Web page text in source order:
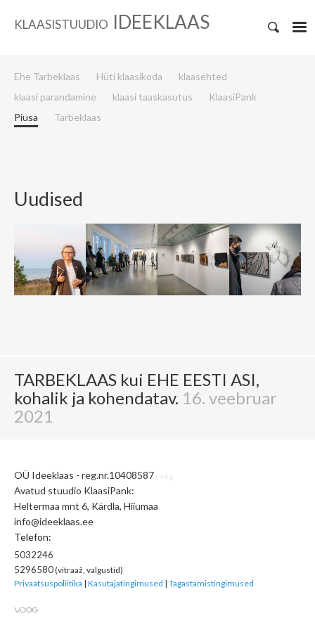
KLAASISTUUDIO IDEEKLAAS
Ehe Tarbeklaas Hüti klaasikoda
klaasehted
klaasi parandamine
klaasi taaskasutus
KlaasiPank
Piusa
Tarbeklaas
Uudised
TARBEKLAAS kui EHE EESTI ASI,
kohalik ja kohendatav. 16. veebruar
2021
OÜ Ideeklaas - reg.nr.10408587 r reg.
Avatud stuudio KlaasiPank:
Heltermaa mnt 6, Kärdla, Hiiumaa
info@ideeklaas.ee
Telefon:
5032246
5296580(vitraaž, valgustid)
Privaatsuspoliitika | Kasutajatingimused | Tagastamistingimused